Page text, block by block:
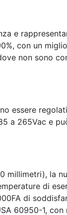
e
con un
non sono
essere
a 265Vac e
millimetri), la
di
di
60950-1,